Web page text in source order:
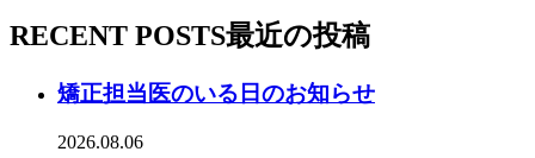
RECENT POSTS最近の投稿
矯正担当医のいる日のお知らせ
2026.08.06